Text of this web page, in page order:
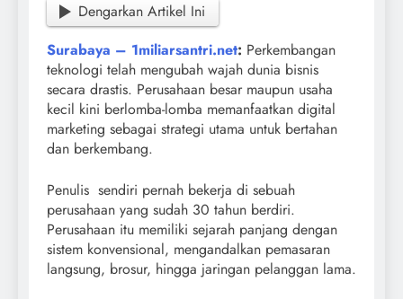
Dengarkan Artikel Ini
Surabaya – 1miliarsantri.net: Perkembangan
teknologi telah mengubah wajah dunia bisnis
secara drastis. Perusahaan besar maupun usaha
kecil kini berlomba-lomba memanfaatkan digital
marketing sebagai strategi utama untuk bertahan
dan berkembang.
Penulis sendiri pernah bekerja di sebuah
perusahaan yang sudah 30 tahun berdiri.
Perusahaan itu memiliki sejarah panjang dengan
sistem konvensional, mengandalkan pemasaran
langsung, brosur, hingga jaringan pelanggan lama.